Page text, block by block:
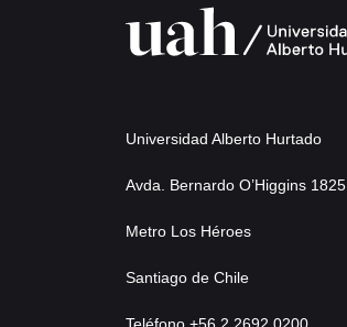
Universidad Alberto Hurtado
Avda. Bernardo O’Higgins 1825
Metro Los Héroes
Santiago de Chile